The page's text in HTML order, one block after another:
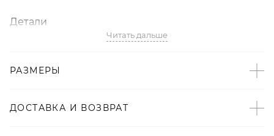
Детали
– Дизайн: Санкт-Петербург, Россия;
гипоаллергенный материал, который хорошо «дышит»;
– Прямой крой;
Читать дальше
РАЗМЕРЫ
ДОСТАВКА И ВОЗВРАТ